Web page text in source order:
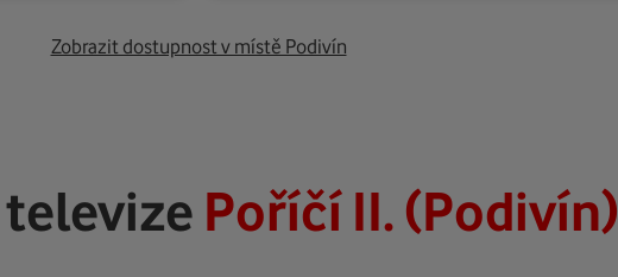
Zobrazit dostupnost v místě Podivín
Poříčí II. (Podivín)